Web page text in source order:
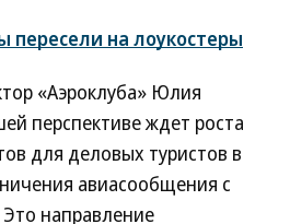
пересели на лоукостеры
«Аэроклуба» Юлия
перспективе ждет роста
для деловых туристов в
авиасообщения с
направление